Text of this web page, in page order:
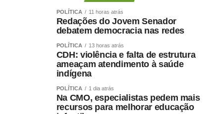
Ao final do encontro, Juca reforçou a importância da
valorização do serviço público por meio de concursos
igualdade de oportunidades para todos os candidatos.
COMENTE ABAIXO:
POLÍTICA 11 horas atrás
Redações do Jovem Senador
debatem democracia nas redes
POLÍTICA 13 horas atrás
CDH: violência e falta de estrutura
ameaçam atendimento à saúde
indígena
POLÍTICA 1 dia atrás
Na CMO, especialistas pedem mais
recursos para melhorar educação